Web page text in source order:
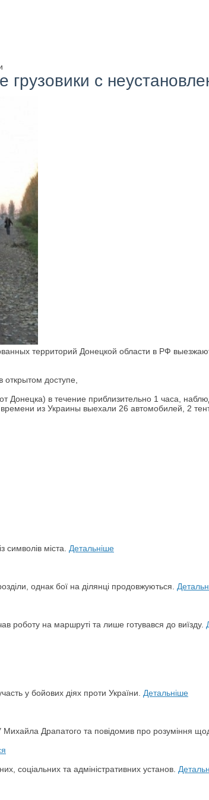
с
территорий Донецкой области в РФ
доступе,
Донецка) в течение приблизительно 1 часа,
из Украины выехали 26 автомобилей, 2
символів міста. Детальніше
однак бої на ділянці продовжуються.
роботу на маршруті та лише готувався до виїзду.
у бойових діях проти України. Детальніше
Драпатого та повідомив про розуміння
соціальних та адміністративних установ.